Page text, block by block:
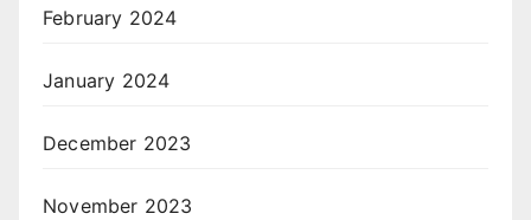
February 2024
January 2024
December 2023
November 2023